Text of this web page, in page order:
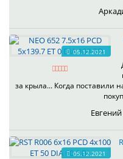
05.12.2021
за крыла... Когда
05.12.2021